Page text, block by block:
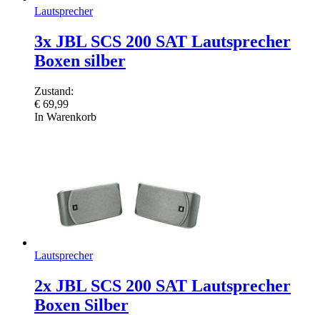
Lautsprecher
3x JBL SCS 200 SAT Lautsprecher
Boxen silber
Zustand:
€ 69,99
In Warenkorb
Lautsprecher
2x JBL SCS 200 SAT Lautsprecher
Boxen Silber